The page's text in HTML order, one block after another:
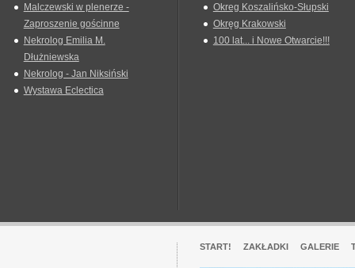
Malczewski w plenerze -
Zaproszenie gościnne
Nekrolog Emilia M.
Dłużniewska
Nekrolog - Jan Niksiński
Wystawa Eclectica
Okreg Koszalińsko-Słupski
Okręg Krakowski
100 lat... i Nowe Otwarcie!!!
START! ZAKŁADKI GALERIE